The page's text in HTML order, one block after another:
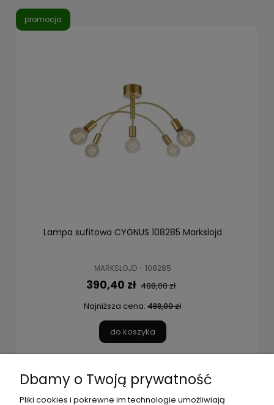
Lampa sufitowa CYGNUS 108285 Markslojd
MARKSLOJD - 108285
390,40 zł 488,00 zł
Najniższa cena: 488,00 zł
do koszyka
promocja
Dbamy o Twoją prywatność
Pliki cookies i pokrewne im technologie umożliwiają